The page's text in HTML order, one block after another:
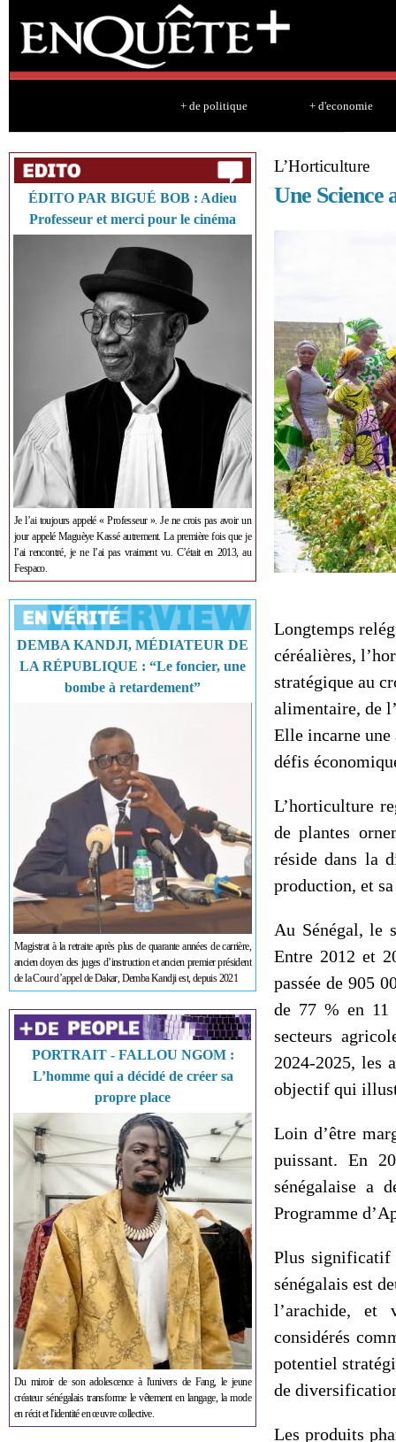
+ de politique + d'economie
ÉDITO PAR BIGUÉ BOB : Adieu
Professeur et merci pour le cinéma
Je l’ai toujours appelé « Professeur ». Je ne crois pas avoir un
jour appelé Maguèye Kassé autrement. La première fois que je
l’ai rencontré, je ne l’ai pas vraiment vu. C’était en 2013, au
Fespaco.
DEMBA KANDJI, MÉDIATEUR DE
LA RÉPUBLIQUE : “Le foncier, une
bombe à retardement”
Magistrat à la retraite après plus de quarante années de carrière,
ancien doyen des juges d’instruction et ancien premier président
de la Cour d’appel de Dakar, Demba Kandji est, depuis 2021
PORTRAIT - FALLOU NGOM :
L’homme qui a décidé de créer sa
propre place
Du miroir de son adolescence à l'univers de Fang, le jeune
créateur sénégalais transforme le vêtement en langage, la mode
en récit et l'identité en œuvre collective.
L’Horticulture
Une Science
Longtemps
céréalières,
stratégique au
alimentaire, de
Elle incarne
défis
L’horticulture
de plantes
réside dans la
production, et
Au Sénégal, le
Entre 2012 et
passée de 905
de 77 % en 11
secteurs
2024-2025, les
objectif qui
Loin d’être
puissant. En
sénégalaise a
Programme
Plus significatif
sénégalais est
l’arachide, et
considérés
potentiel
de
Les produits